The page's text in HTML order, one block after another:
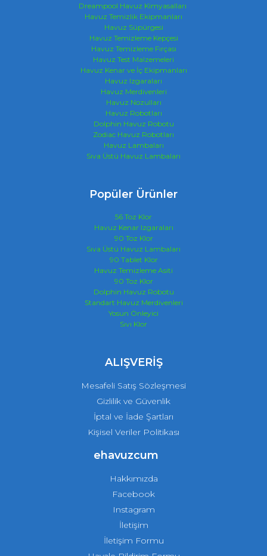
Dreampool Havuz Kimyasalları
Havuz Temizlik Ekipmanları
Havuz Süpürgesi
Havuz Temizleme Kepçesi
Havuz Temizleme Fırçası
Havuz Test Malzemeleri
Havuz Kenar ve İç Ekipmanları
Havuz Izgaraları
Havuz Merdivenleri
Havuz Nozulları
Havuz Robotları
Dolphin Havuz Robotu
Zodiac Havuz Robotları
Havuz Lambaları
Sıva Üstü Havuz Lambaları
Popüler Ürünler
56 Toz Klor
Havuz Kenar Izgaraları
90 Toz Klor
Sıva Üstü Havuz Lambaları
90 Tablet Klor
Havuz Temizleme Asiti
90 Toz Klor
Dolphin Havuz Robotu
Standart Havuz Merdivenleri
Yosun Önleyici
Sıvı Klor
ALIŞVERİŞ
Mesafeli Satış Sözleşmesi
Gizlilik ve Güvenlik
İptal ve İade Şartları
Kişisel Veriler Politikası
ehavuzcum
Hakkımızda
Facebook
Instagram
İletişim
İletişim Formu